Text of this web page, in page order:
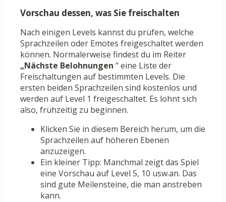
Vorschau dessen, was Sie freischalten
Nach einigen Levels kannst du prüfen, welche
Sprachzeilen oder Emotes freigeschaltet werden
können. Normalerweise findest du im Reiter
„Nächste Belohnungen “ eine Liste der
Freischaltungen auf bestimmten Levels. Die
ersten beiden Sprachzeilen sind kostenlos und
werden auf Level 1 freigeschaltet. Es lohnt sich
also, frühzeitig zu beginnen.
Klicken Sie in diesem Bereich herum, um die
Sprachzeilen auf höheren Ebenen
anzuzeigen.
Ein kleiner Tipp: Manchmal zeigt das Spiel
eine Vorschau auf Level 5, 10 usw.an. Das
sind gute Meilensteine, die man anstreben
kann.